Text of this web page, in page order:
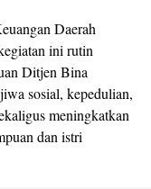
Daerah
ini rutin
Ditjen Bina
sosial, kepedulian,
meningkatkan
dan istri